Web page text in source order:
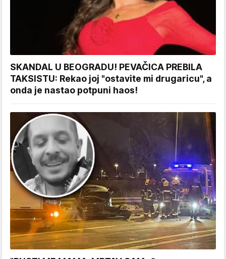
SKANDAL U BEOGRADU! PEVAČICA PREBILA
TAKSISTU: Rekao joj "ostavite mi drugaricu", a
onda je nastao potpuni haos!